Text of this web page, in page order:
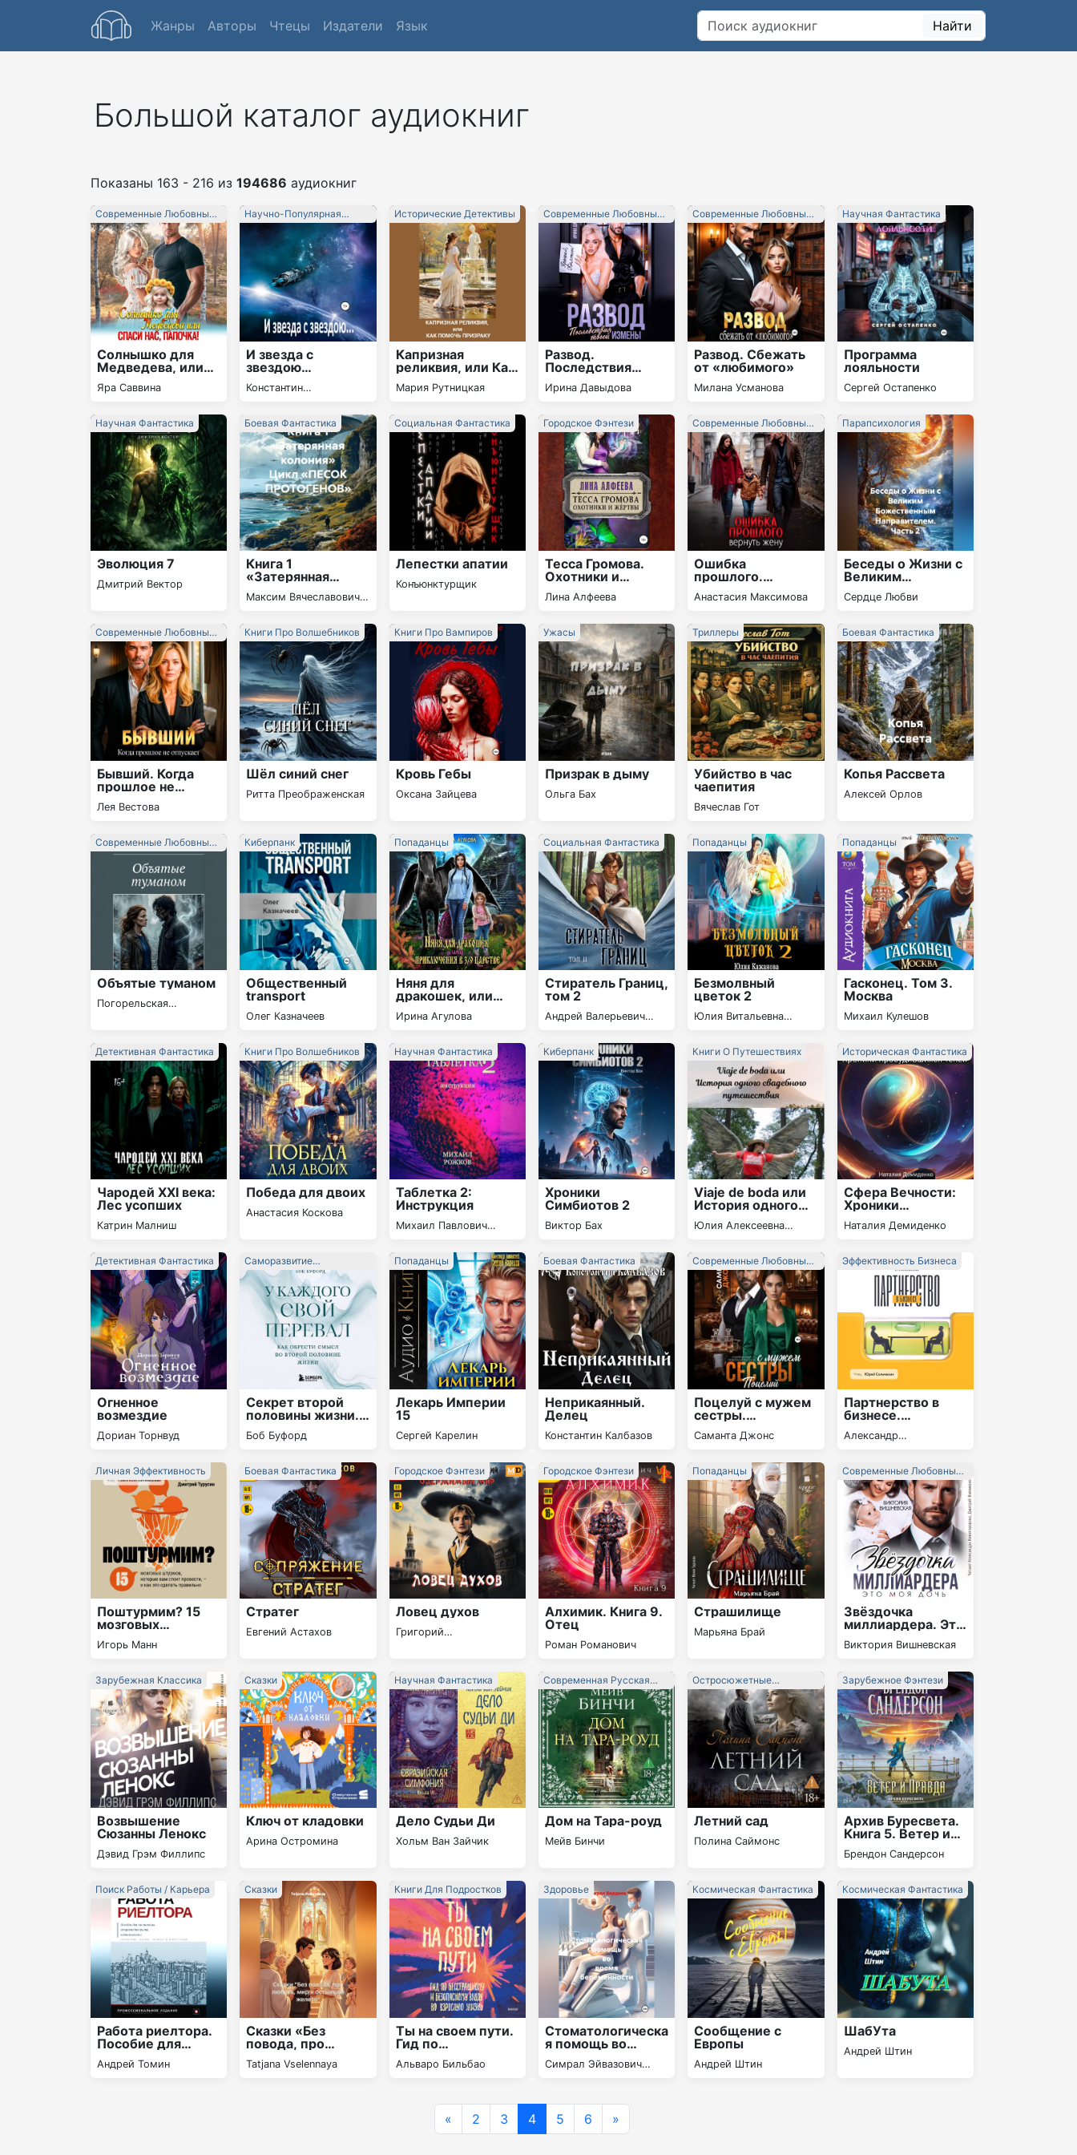
Жанры Авторы Чтецы Издатели Язык Найти
Большой каталог аудиокниг
Показаны 163 - 216 из 194686 аудиокниг
Солнышко для
Медведева, или
Спаси нас,
папочка!
Яра Саввина
Современные Любовные
Романы
И звезда с
звездою…
Константин
Научно-Популярная
Литература
Капризная
реликвия, или Как
помочь призраку
Мария Рутницкая
Исторические Детективы
Развод.
Последствия
твоей измены
Ирина Давыдова
Современные Любовные
Романы
Развод. Сбежать
от «любимого»
Милана Усманова
Современные Любовные
Романы
Программа
лояльности
Сергей Остапенко
Научная Фантастика
Эволюция 7
Дмитрий Вектор
Научная Фантастика
Книга 1
«Затерянная
колония» Цикл
«ПЕСОК
Максим Вячеславович
Боевая Фантастика
Лепестки апатии
Конъюнктурщик
Социальная Фантастика
Тесса Громова.
Охотники и
жертвы
Лина Алфеева
Городское Фэнтези
Ошибка
прошлого.
Вернуть жену
Анастасия Максимова
Современные Любовные
Романы
Беседы о Жизни с
Великим
Божественным
Направителем.
Сердце Любви
Парапсихология
Бывший. Когда
прошлое не
отпускает
Лея Вестова
Современные Любовные
Романы
Шёл синий снег
Ритта Преображенская
Книги Про Волшебников
Кровь Гебы
Оксана Зайцева
Книги Про Вампиров
Призрак в дыму
Ольга Бах
Ужасы
Убийство в час
чаепития
Вячеслав Гот
Триллеры
Копья Рассвета
Алексей Орлов
Боевая Фантастика
Объятые туманом
Погорельская
Современные Любовные
Романы
Общественный
transport
Олег Казначеев
Киберпанк
Няня для
дракошек, или
Приключения в
3/9 царстве
Ирина Агулова
Попаданцы
Стиратель Границ,
том 2
Андрей Валерьевич
Социальная Фантастика
Безмолвный
цветок 2
Юлия Витальевна
Попаданцы
Гасконец. Том 3.
Москва
Михаил Кулешов
Попаданцы
Чародей XXI века:
Лес усопших
Катрин Малниш
Детективная Фантастика
Победа для двоих
Анастасия Коскова
Книги Про Волшебников
Таблетка 2:
Инструкция
Михаил Павлович
Научная Фантастика
Хроники
Симбиотов 2
Виктор Бах
Киберпанк
Viaje de boda или
История одного
свадебного
путешествия
Юлия Алексеевна
Книги О Путешествиях
Сфера Вечности:
Хроники
Пробудившихся
Теней
Наталия Демиденко
Историческая Фантастика
Огненное
возмездие
Дориан Торнвуд
Детективная Фантастика
Секрет второй
половины жизни.
Когда закат
становится
Боб Буфорд
Саморазвитие
Личностный Рост
Лекарь Империи
15
Сергей Карелин
Попаданцы
Неприкаянный.
Делец
Константин Калбазов
Боевая Фантастика
Поцелуй с мужем
сестры.
Современный
любовный рассказ
Саманта Джонс
Современные Любовные
Романы
Партнерство в
бизнесе.
Системный
подход к
бизнеса
Александр
Эффективность Бизнеса
Поштурмим? 15
мозговых
штурмов, которые
вам стоит
это сделать
правильно
Игорь Манн
Личная Эффективность
Стратег
Евгений Астахов
Боевая Фантастика
Ловец духов
Григорий
Городское Фэнтези
Алхимик. Книга 9.
Отец
Роман Романович
Городское Фэнтези
Страшилище
Марьяна Брай
Попаданцы
Звёздочка
миллиардера. Это
моя дочь
Виктория Вишневская
Современные Любовные
Романы
Возвышение
Сюзанны Ленокс
Дэвид Грэм Филлипс
Зарубежная Классика
Ключ от кладовки
Арина Остромина
Сказки
Дело Судьи Ди
Хольм Ван Зайчик
Научная Фантастика
Дом на Тара-роуд
Мейв Бинчи
Современная Русская
Литература
Летний сад
Полина Саймонс
Остросюжетные
Любовные Романы
Архив Буресвета.
Книга 5. Ветер и
Правда. Том 1
Брендон Сандерсон
Зарубежное Фэнтези
Работа риелтора.
Пособие для
начинающих
специалистов
Андрей Томин
Поиск Работы / Карьера
Сказки «Без
повода, про
любовь, мир и
остывшее
Tatjana Vselennaya
Сказки
Ты на своем пути.
Гид по
бесстрашному и
безопасному
Альваро Бильбао
Книги Для Подростков
Стоматологическа
я помощь во
время
беременности
Симрал Эйвазович
Здоровье
Сообщение с
Европы
Андрей Штин
Космическая Фантастика
ШабУта
Андрей Штин
Космическая Фантастика
« 2 3 4 5 6 »